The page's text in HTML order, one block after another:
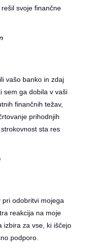
svoje finančne
vašo banko in zdaj
sem ga dobila v vaši
finančnih težav,
prihodnjih
sta res
odobritvi mojega
reakcija na moje
izbira za vse, ki iščejo
podporo.